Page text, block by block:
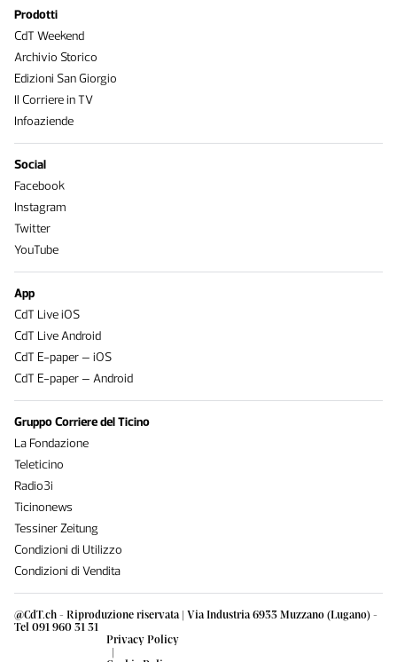
@CdT.ch - Riproduzione riservata | Via Industria 6933 Muzzano (Lugano) -
Tel 091 960 31 31
Privacy Policy
|
Prodotti
CdT Weekend
Archivio Storico
Edizioni San Giorgio
Il Corriere in TV
Infoaziende
Social
Facebook
Instagram
Twitter
YouTube
App
CdT Live iOS
CdT Live Android
CdT E-paper – iOS
CdT E-paper – Android
Gruppo Corriere del Ticino
La Fondazione
Teleticino
Radio3i
Ticinonews
Tessiner Zeitung
Condizioni di Utilizzo
Condizioni di Vendita